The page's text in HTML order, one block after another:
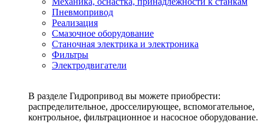
Пневмопривод
Реализация
Смазочное оборудование
Станочная электрика и электроника
Фильтры
Электродвигатели
В разделе Гидропривод вы можете приобрести:
распределительное, дросселирующее, вспомогательное,
контрольное, фильтрационное и насосное оборудование.